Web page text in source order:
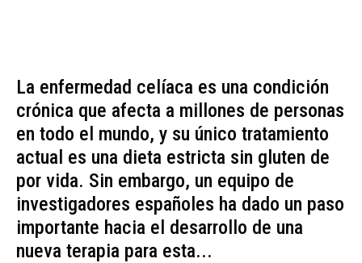
La enfermedad celíaca es una condición
crónica que afecta a millones de personas
en todo el mundo, y su único tratamiento
actual es una dieta estricta sin gluten de
por vida. Sin embargo, un equipo de
investigadores españoles ha dado un paso
importante hacia el desarrollo de una
nueva terapia para esta...